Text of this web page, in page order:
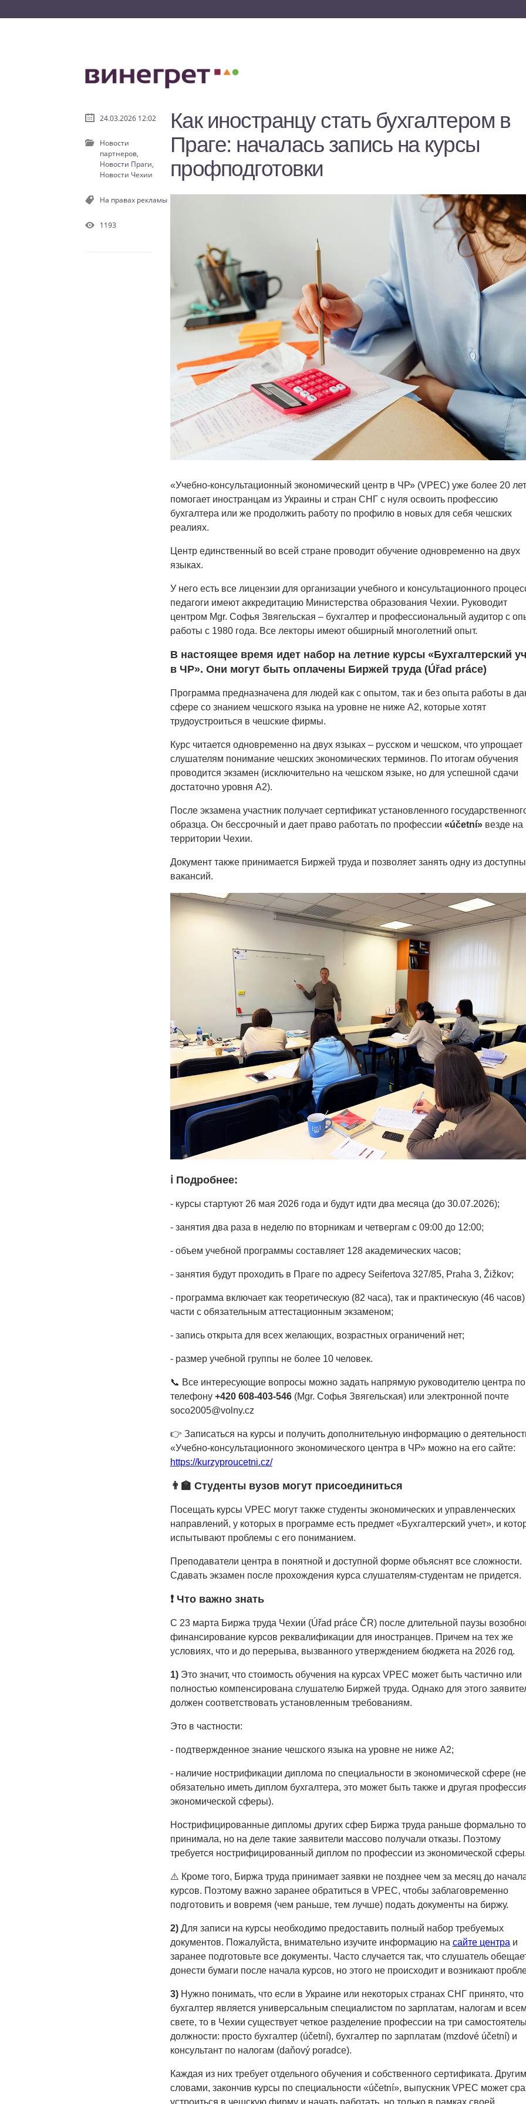
Как иностранцу стать бухгалтером в
Праге: началась запись на курсы
профподготовки
«Учебно-консультационный экономический центр в ЧР» (VPEC) уже более 20 лет
помогает иностранцам из Украины и стран СНГ с нуля освоить профессию
бухгалтера или же продолжить работу по профилю в новых для себя чешских
реалиях.
Центр единственный во всей стране проводит обучение одновременно на двух
языках.
У него есть все лицензии для организации учебного и консультационного
педагоги имеют аккредитацию Министерства образования Чехии. Руководит
центром Mgr. Софья Звягельская – бухгалтер и профессиональный аудитор с
работы с 1980 года. Все лекторы имеют обширный многолетний опыт.
В настоящее время идет набор на летние курсы «Бухгалтерский
в ЧР». Они могут быть оплачены Биржей труда (Úřad práce)
Программа предназначена для людей как с опытом, так и без опыта работы в
сфере со знанием чешского языка на уровне не ниже А2, которые хотят
трудоустроиться в чешские фирмы.
Курс читается одновременно на двух языках – русском и чешском, что упрощает
слушателям понимание чешских экономических терминов. По итогам обучения
проводится экзамен (исключительно на чешском языке, но для успешной сдачи
достаточно уровня А2).
После экзамена участник получает сертификат установленного
образца. Он бессрочный и дает право работать по профессии «účetní»везде на
территории Чехии.
Документ также принимается Биржей труда и позволяет занять одну из
вакансий.
ℹ️ Подробнее:
- курсы стартуют 26 мая 2026 года и будут идти два месяца (до 30.07.2026);
- занятия два раза в неделю по вторникам и четвергам с 09:00 до 12:00;
- объем учебной программы составляет 128 академических часов;
- занятия будут проходить в Праге по адресу Seifertova 327/85, Praha 3, Žižkov;
- программа включает как теоретическую (82 часа), так и практическую (46 часов)
части с обязательным аттестационным экзаменом;
- запись открыта для всех желающих, возрастных ограничений нет;
- размер учебной группы не более 10 человек.
📞 Все интересующие вопросы можно задать напрямую руководителю центра по
телефону +420 608-403-546(Mgr. Софья Звягельская) или электронной почте
soco2005@volny.cz
👉 Записаться на курсы и получить дополнительную информацию о
«Учебно-консультационного экономического центра в ЧР» можно на его сайте:
https://kurzyproucetni.cz/
👨‍🏫 Студенты вузов могут присоединиться
Посещать курсы VPEC могут также студенты экономических и управленческих
направлений, у которых в программе есть предмет «Бухгалтерский учет», и
испытывают проблемы с его пониманием.
Преподаватели центра в понятной и доступной форме объяснят все сложности.
Сдавать экзамен после прохождения курса слушателям-студентам не придется.
❗️ Что важно знать
С 23 марта Биржа труда Чехии (Úřad práce ČR) после длительной паузы
финансирование курсов реквалификации для иностранцев. Причем на тех же
условиях, что и до перерыва, вызванного утверждением бюджета на 2026 год.
1) Это значит, что стоимость обучения на курсах VPEC может быть частично или
полностью компенсирована слушателю Биржей труда. Однако для этого
должен соответствовать установленным требованиям.
Это в частности:
- подтвержденное знание чешского языка на уровне не ниже A2;
- наличие нострификации диплома по специальности в экономической сфере (не
обязательно иметь диплом бухгалтера, это может быть также и другая
экономической сферы).
Нострифицированные дипломы других сфер Биржа труда раньше формально
принимала, но на деле такие заявители массово получали отказы. Поэтому
требуется нострифицированный диплом по профессии из экономической
⚠️ Кроме того, Биржа труда принимает заявки не позднее чем за месяц до
курсов. Поэтому важно заранее обратиться в VPEC, чтобы заблаговременно
подготовить и вовремя (чем раньше, тем лучше) подать документы на биржу.
2) Для записи на курсы необходимо предоставить полный набор требуемых
документов. Пожалуйста, внимательно изучите информацию на сайте центра и
заранее подготовьте все документы. Часто случается так, что слушатель
донести бумаги после начала курсов, но этого не происходит и возникают
3) Нужно понимать, что если в Украине или некоторых странах СНГ принято, что
бухгалтер является универсальным специалистом по зарплатам, налогам и
свете, то в Чехии существует четкое разделение профессии на три
должности: просто бухгалтер (účetní), бухгалтер по зарплатам (mzdové účetní) и
консультант по налогам (daňový poradce).
Каждая из них требует отдельного обучения и собственного сертификата.
словами, закончив курсы по специальности «účetní», выпускник VPEC может
устроиться в чешскую фирму и начать работать, но только в рамках своей
24.03.2026 12:02
Новости
партнеров,
Новости Праги,
Новости Чехии
На правах рекламы
1193